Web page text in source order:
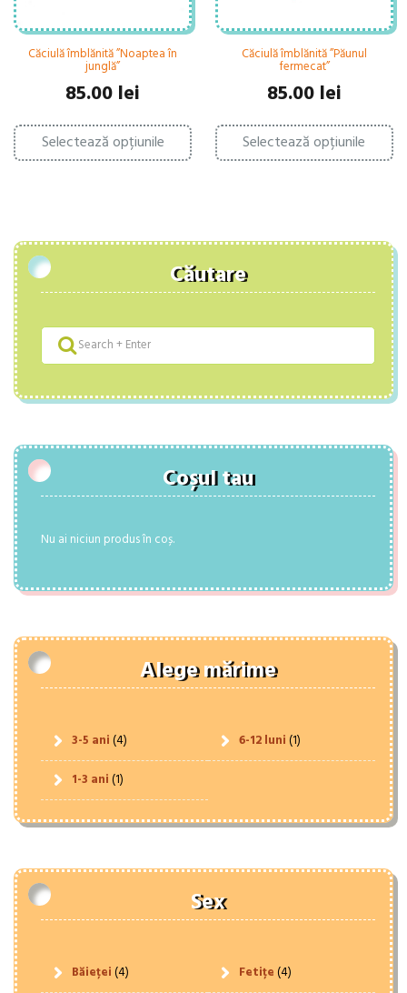
Căciulă îmblănită ”Noaptea în
junglă”
85.00 lei
Selectează opțiunile
Acest
produs
are
pot
alese
în
Căciulă îmblănită ”Păunul
fermecat”
85.00 lei
Selectează opțiunile
fi
în
Căutare
Coșul tau
Nu ai niciun produs în coș.
Alege mărime
3-5 ani(4) 6-12 luni(1)
1-3 ani(1)
Sex
Băieței(4) Fetițe(4)